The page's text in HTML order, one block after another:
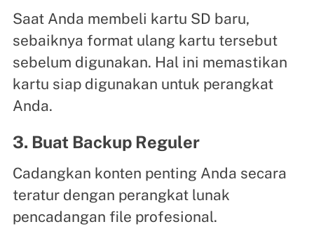
Saat Anda membeli kartu SD baru,
sebaiknya format ulang kartu tersebut
sebelum digunakan. Hal ini memastikan
kartu siap digunakan untuk perangkat
Anda.
3. Buat Backup Reguler
Cadangkan konten penting Anda secara
teratur dengan perangkat lunak
pencadangan file profesional.